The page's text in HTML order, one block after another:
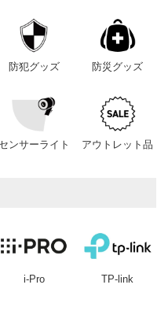
防犯グッズ 防災グッズ
センサーライト アウトレット品
i-Pro TP-link